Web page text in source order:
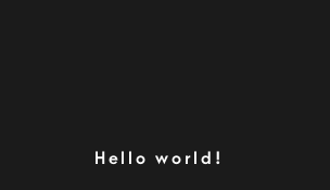
Hello world!